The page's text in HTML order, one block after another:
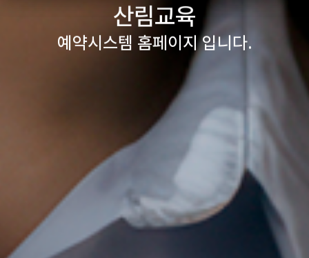
산림교육
예약시스템 홈페이지 입니다.